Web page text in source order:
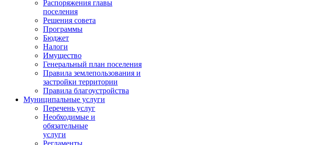
Распоряжения главы
поселения
Решения совета
Программы
Бюджет
Налоги
Имущество
Генеральный план поселения
Правила землепользования и
застройки территории
Правила благоустройства
Муниципальные услуги
Перечень услуг
Необходимые и
обязательные
услуги
Регламенты